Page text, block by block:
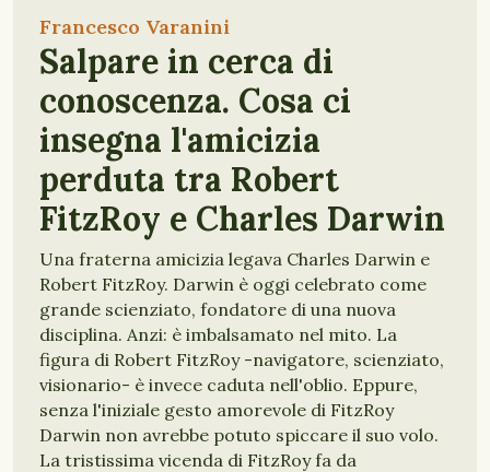
Francesco Varanini
Salpare in cerca di
conoscenza. Cosa ci
insegna l'amicizia
perduta tra Robert
FitzRoy e Charles Darwin
Una fraterna amicizia legava Charles Darwin e
Robert FitzRoy. Darwin è oggi celebrato come
grande scienziato, fondatore di una nuova
disciplina. Anzi: è imbalsamato nel mito. La
figura di Robert FitzRoy -navigatore, scienziato,
visionario- è invece caduta nell'oblio. Eppure,
senza l'iniziale gesto amorevole di FitzRoy
Darwin non avrebbe potuto spiccare il suo volo.
La tristissima vicenda di FitzRoy fa da